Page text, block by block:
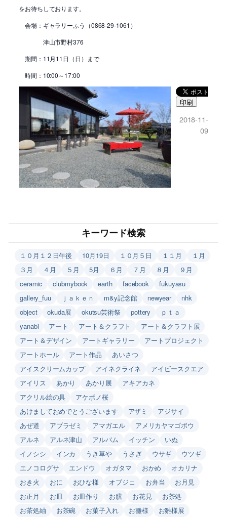
をお待ちしております。
会場：ギャラリーふう（0868-29-1061）
津山市野村376
期間：11月11日（日）まで
時間：10:00～17:00
印刷
2018-11-
09
キーワード検索
１０月１２日午後 10月19日 １０月５日 １１月
１月
３月
４月 ５月 5月 ６月 ７月 ８月
９月
ceramic
clubmybook earth facebook
fukuyasu
gallery_fuu
ｊａｋｅｎ m&y記念館 newyear
nhk
object
okuda展 okutsu芸術祭 pottery
ｐｔａ
yanabi
アート アート＆クラフト
アート＆クラフト展
アート＆デザイン
アートギャラリー
アートプロジェクト
アートホール
アート作品
あいさつ
アイスクリームカップ
アイネクライネ
アイビースクエア
アイリス
あかり あかり展
アキアカネ
アクリル絵の具
アケボノ桜
あけましておめでとうございます
アザミ
アジサイ
あぜ道
アブラゼミ アマガエル
アメリカヤマゴボウ
アルネ
アルネ津山 アルバム イッチン
いぬ
イノシシ
インカ うき草や うさぎ ウサギ
ウツギ
エノコログサ
エンドウ オガタマ おかめ
オカリナ
おき火
おに おひな様 オブジェ お弁当
お月見
お正月
お皿 お皿作り お膳 お花見
お茶処
お茶処紬
お茶碗 お菓子入れ お雛様 お雛様展